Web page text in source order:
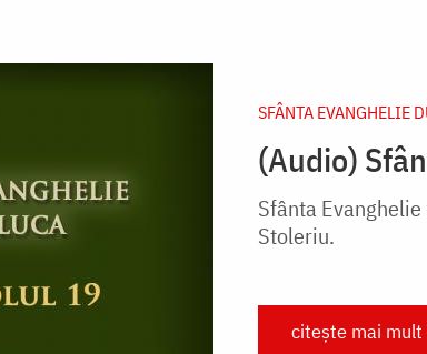
SFÂNTA EVANGHELIE
(Audio)
Sfânta
Stoleriu.
citește mai mult